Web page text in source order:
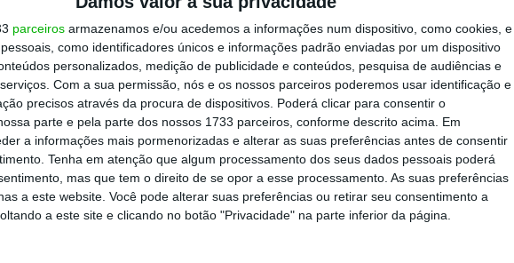
parceiros armazenamos e/ou acedemos a informações num dispositivo, como cookies, e
como identificadores únicos e informações padrão enviadas por um dispositivo
personalizados, medição de publicidade e conteúdos, pesquisa de audiências e
Com a sua permissão, nós e os nossos parceiros poderemos usar identificação e
precisos através da procura de dispositivos. Poderá clicar para consentir o
parte e pela parte dos nossos 1733 parceiros, conforme descrito acima. Em
a informações mais pormenorizadas e alterar as suas preferências antes de consentir
Tenha em atenção que algum processamento dos seus dados pessoais poderá
mas que tem o direito de se opor a esse processamento. As suas preferências
a este website. Você pode alterar suas preferências ou retirar seu consentimento a
a este site e clicando no botão "Privacidade" na parte inferior da página.
e colocámos em
as condições,melhoraram as
vai pagar o preço e terá de implementar